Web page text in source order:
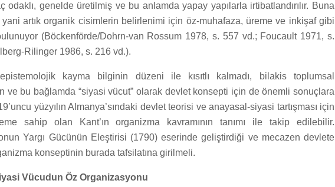
odaklı, genelde üretilmiş ve bu anlamda yapay yapılarla irtibatlandırılır. Buna
yani artık organik cisimlerin belirlenimi için öz-muhafaza, üreme ve inkişaf gibi
(Böckenförde/Dohrn-van Rossum 1978, s. 557 vd.; Foucault 1971, s.
Rilinger 1986, s. 216 vd.).
kayma bilginin düzeni ile kısıtlı kalmadı, bilakis toplumsal
ve bu bağlamda “siyasi vücut” olarak devlet konsepti için de önemli sonuçlara
yüzyılın Almanya’sındaki devlet teorisi ve anayasal-siyasi tartışması için
sahip olan Kant’ın organizma kavramının tanımı ile takip edilebilir.
onun Yargı Gücünün Eleştirisi (1790) eserinde geliştirdiği ve mecazen devlete
konseptinin burada tafsilatına girilmeli.
Vücudun Öz Organizasyonu